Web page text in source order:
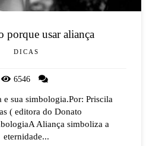
porque usar aliança
DICAS
6546
e sua simbologia.Por: Priscila
( editora do Donato
Aliança simboliza a
eternidade...